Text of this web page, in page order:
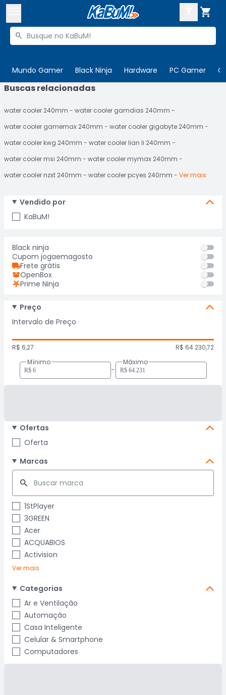

Buscar produtos

Mundo Gamer Black Ninja Hardware PC Gamer

 Departamentos
Cupons
 Mais Vendidos
ENTRE
CADASTRE-SE
Buscas relacionadas
water cooler 240mm
water cooler gamdias 240mm
water cooler gamemax 240mm
water cooler gigabyte 240mm
water cooler kwg 240mm
water cooler lian li 240mm
water cooler msi 240mm
water cooler mymax 240mm
water cooler nzxt 240mm
water cooler pcyes 240mm Ver mais
Vendido por
KaBuM!
Black ninja
Cupom jogaemagosto
Frete grátis
OpenBox
Prime Ninja
Preço
Intervalo de Preço
R$ 6,27
R$ 64.230,72
Mínimo
-
Máximo
Ofertas
Oferta
Marcas
1StPlayer
3GREEN
Acer
ACQUABIOS
Activision
Ver mais
Categorias
Ar e Ventilação
Automação
Casa Inteligente
Celular & Smartphone
Computadores